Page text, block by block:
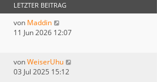
LETZTER BEITRAG
von Maddin
11 Jun 2026 12:07
vonWeiserUhu
03 Jul 2025 15:12